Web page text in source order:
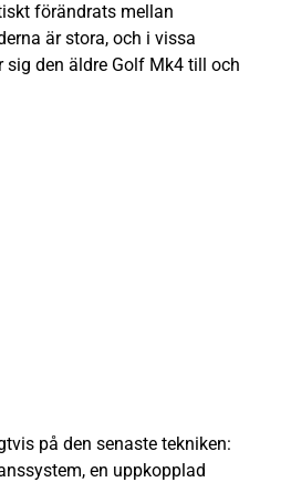
förändrats mellan
är stora, och i vissa
sig den äldre Golf Mk4 till och
på den senaste tekniken:
en uppkopplad